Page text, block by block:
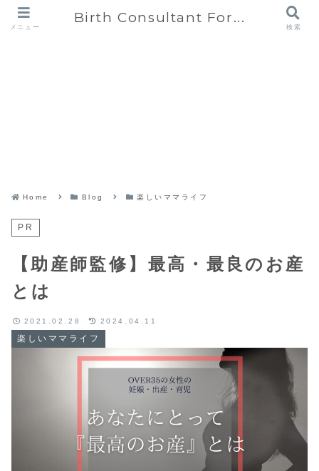
Home Blog 楽しいママライフ
PR
【助産師監修】最高・最良のお産
とは
楽しいママライフ
2021.02.28 2024.04.11
メニュー
Birth Consultant For...
検索